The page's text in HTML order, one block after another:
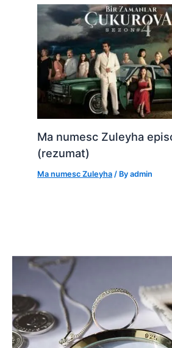
Ma numesc Zuleyha
(rezumat)
Ma numesc Zuleyha / Byadmin